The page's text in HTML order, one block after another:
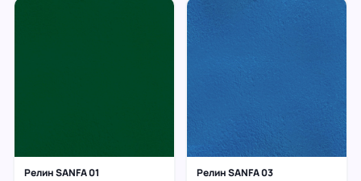
Релин SANFA 01 Релин SANFA 03